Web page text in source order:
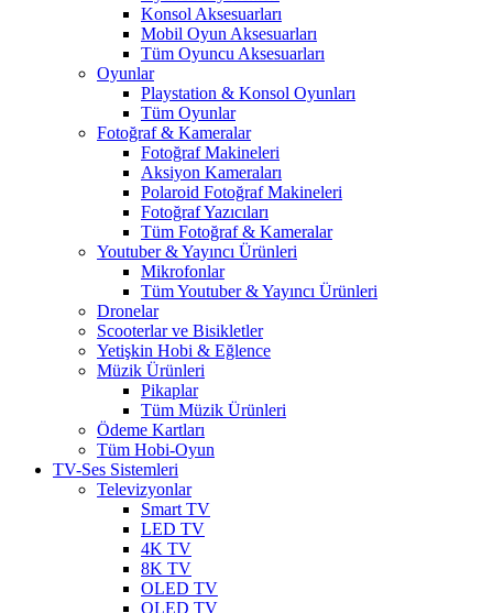
Konsol Aksesuarları
Mobil Oyun Aksesuarları
Tüm Oyuncu Aksesuarları
Oyunlar
Playstation & Konsol Oyunları
Tüm Oyunlar
Fotoğraf & Kameralar
Fotoğraf Makineleri
Aksiyon Kameraları
Polaroid Fotoğraf Makineleri
Fotoğraf Yazıcıları
Tüm Fotoğraf & Kameralar
Youtuber & Yayıncı Ürünleri
Mikrofonlar
Tüm Youtuber & Yayıncı Ürünleri
Dronelar
Scooterlar ve Bisikletler
Yetişkin Hobi & Eğlence
Müzik Ürünleri
Pikaplar
Tüm Müzik Ürünleri
Ödeme Kartları
Tüm Hobi-Oyun
TV-Ses Sistemleri
Televizyonlar
Smart TV
LED TV
4K TV
8K TV
OLED TV
QLED TV